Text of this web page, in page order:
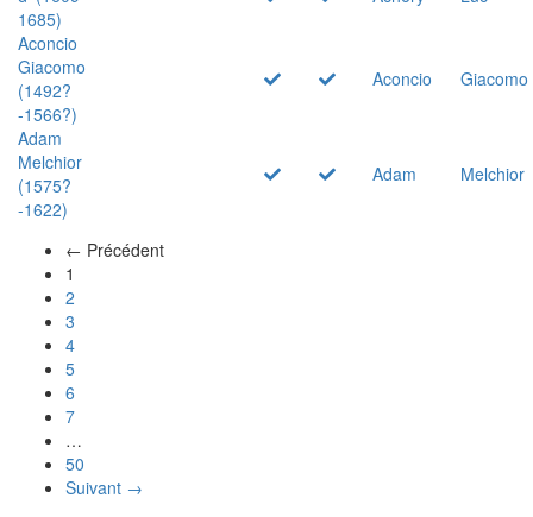
1685)
Aconcio
Giacomo
(1492?
-1566?)
Aconcio Giacomo
Adam
Melchior
(1575?
-1622)
Adam Melchior
← Précédent
1
2
3
4
5
6
7
…
50
Suivant →